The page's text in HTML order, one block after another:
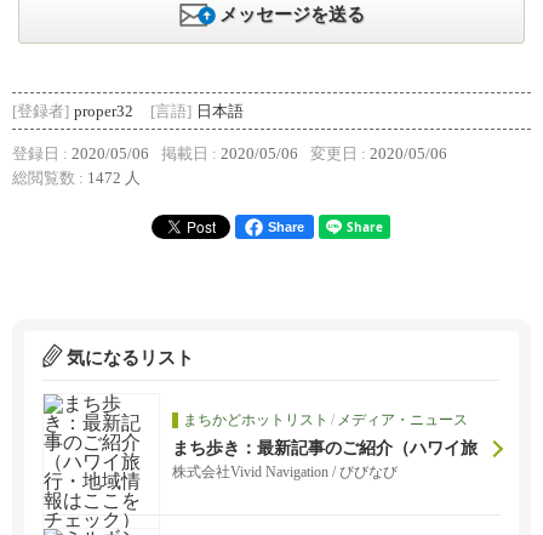
メッセージを送る
[登録者] proper32 [言語] 日本語
登録日 : 2020/05/06 掲載日 : 2020/05/06 変更日 : 2020/05/06
総閲覧数 : 1472 人
Share
気になるリスト
まちかどホットリスト / メディア・ニュース
まち歩き：最新記事のご紹介（ハワイ旅
行・地域情報はここをチェック）
株式会社Vivid Navigation / びびなび